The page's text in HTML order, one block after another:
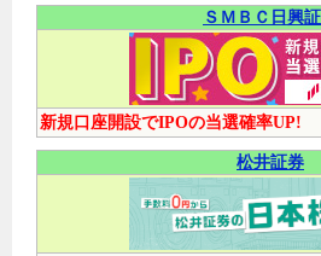
ＳＭＢＣ日興
新規口座開設でIPOの当選確率UP!
松井証券